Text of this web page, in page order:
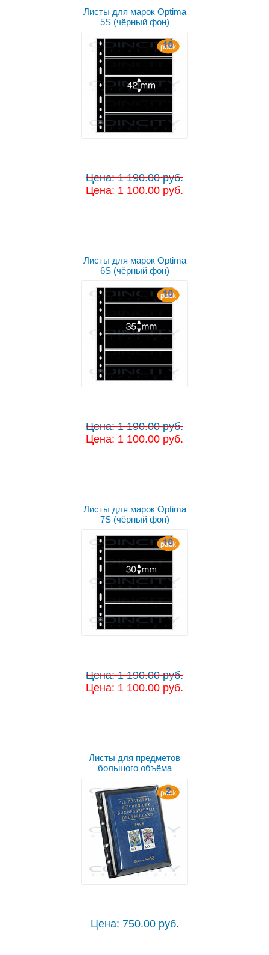
Листы для марок Optima
5S (чёрный фон)
Цена: 1 190.00 руб.
Цена: 1 100.00 руб.
Листы для марок Optima
6S (чёрный фон)
Цена: 1 190.00 руб.
Цена: 1 100.00 руб.
Листы для марок Optima
7S (чёрный фон)
Цена: 1 190.00 руб.
Цена: 1 100.00 руб.
Листы для предметов
большого объёма
Цена: 750.00 руб.